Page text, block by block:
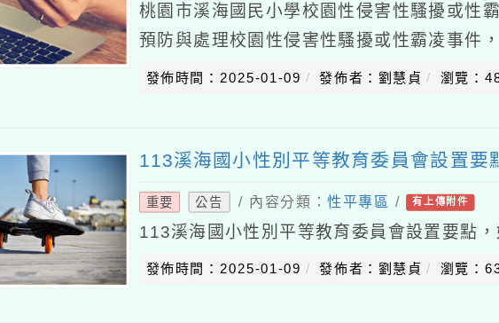
桃園市溪海國民小學校園性侵害性騷擾或性
預防與處理校園性侵害性騷擾或性霸凌事件
(以下簡稱本法)及「校園性侵害性騷擾或性
發佈時間：2025-01-09 發佈者：劉慧貞 瀏覽：
113溪海國小性別平等教育委員會設置要
重要 公告 / 內容分類：性平專區 / 有上傳附件
113溪海國小性別平等教育委員會設置要點，
發佈時間：2025-01-09 發佈者：劉慧貞 瀏覽：